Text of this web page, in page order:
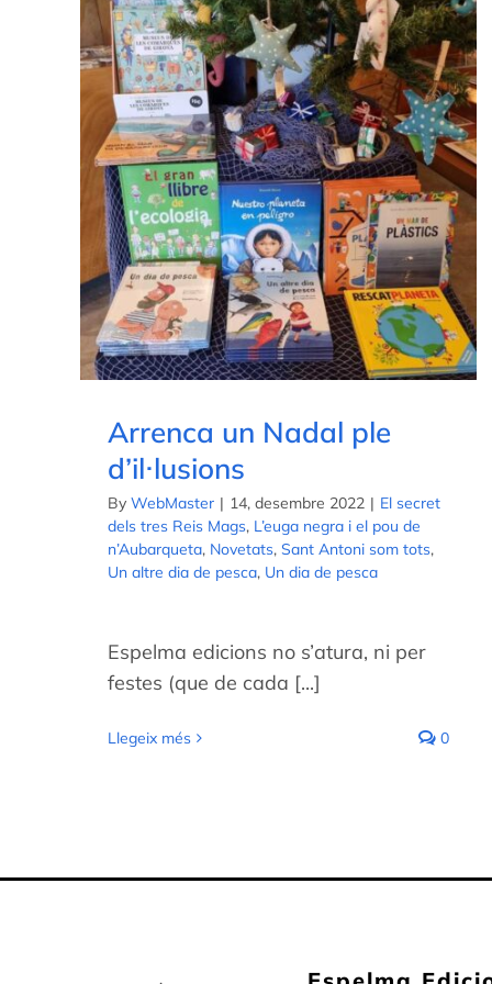
Arrenca un Nadal ple
d’il·lusions
By WebMaster | 14, desembre 2022 | El secret
dels tres Reis Mags, L’euga negra i el pou de
n’Aubarqueta, Novetats, Sant Antoni som tots,
Un altre dia de pesca, Un dia de pesca
Espelma edicions no s’atura, ni per
festes (que de cada [...]
Llegeix més 0